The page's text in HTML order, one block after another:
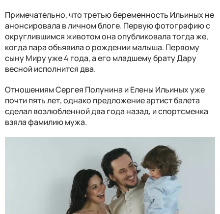
Примечательно, что третью беременность Ильиных не
анонсировала в личном блоге. Первую фотографию с
округлившимся животом она опубликовала тогда же,
когда пара объявила о рождении малыша. Первому
сыну Миру уже 4 года, а его младшему брату Дару
весной исполнится два.
Отношениям Сергея Полунина и Елены Ильиных уже
почти пять лет, однако предложение артист балета
сделал возлюбленной два года назад, и спортсменка
взяла фамилию мужа.